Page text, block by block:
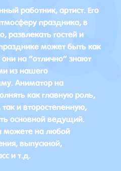
работник, артист. Его
праздника, в
развлекать гостей и
может быть как
на “отлично” знают
из нашего
Аниматор на
как главную роль,
и второстепенную,
основной ведущий.
можете на любой
выпускной,
и т.д.